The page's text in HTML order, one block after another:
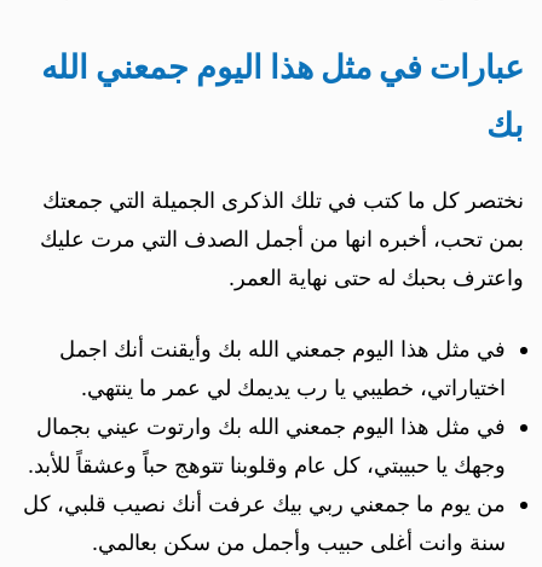
عبارات في مثل هذا اليوم جمعني الله
بك
نختصر كل ما كتب في تلك الذكرى الجميلة التي جمعتك
بمن تحب، أخبره انها من أجمل الصدف التي مرت عليك
واعترف بحبك له حتى نهاية العمر.
في مثل هذا اليوم جمعني الله بك وأيقنت أنك اجمل
اختياراتي، خطيبي يا رب يديمك لي عمر ما ينتهي.
في مثل هذا اليوم جمعني الله بك وارتوت عيني بجمال
وجهك يا حبيبتي، كل عام وقلوبنا تتوهج حباً وعشقاً للأبد.
من يوم ما جمعني ربي بيك عرفت أنك نصيب قلبي، كل
سنة وانت أغلى حبيب وأجمل من سكن بعالمي.